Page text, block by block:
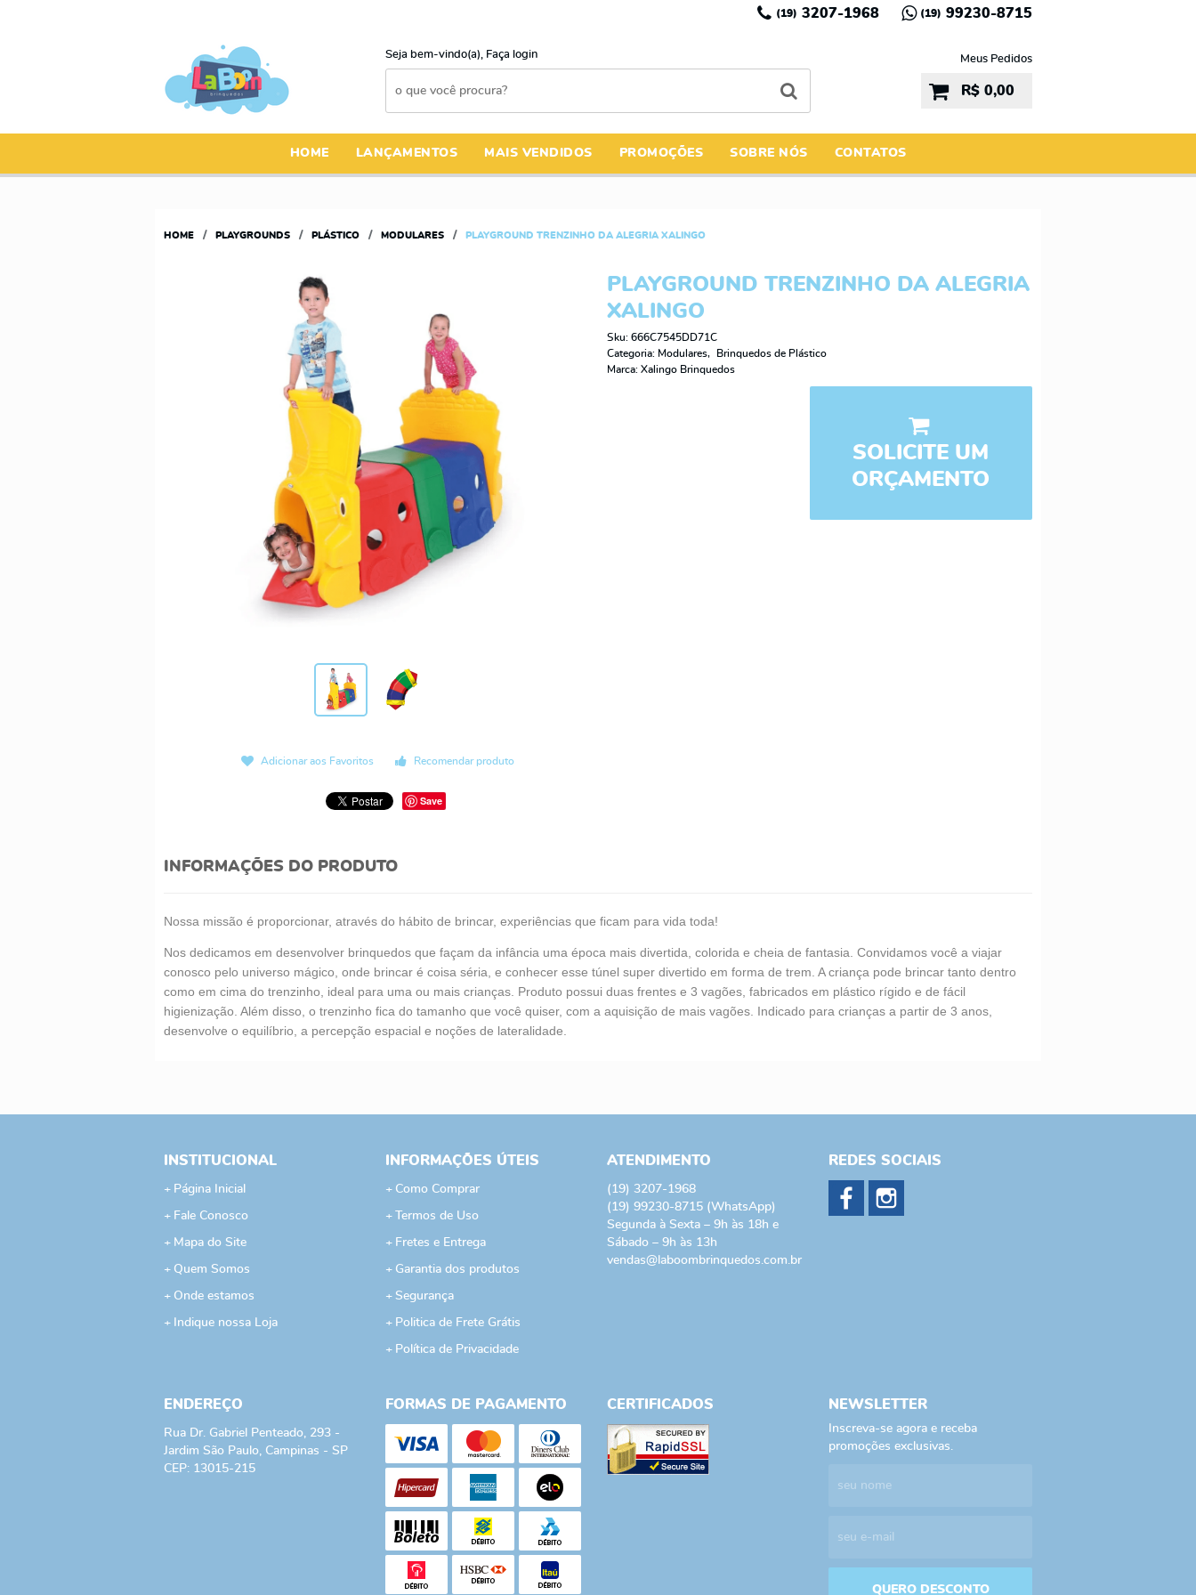
(19) 3207-1968 (19) 99230-8715
Seja bem-vindo(a), Faça login Meus Pedidos
R$ 0,00
HOME LANÇAMENTOS MAIS VENDIDOS PROMOÇÕES SOBRE NÓS CONTATOS
HOME PLAYGROUNDS PLÁSTICO MODULARES PLAYGROUND TRENZINHO DA ALEGRIA XALINGO
Adicionar aos Favoritos Recomendar produto
Save
PLAYGROUND TRENZINHO DA ALEGRIA
XALINGO
Sku: 666C7545DD71C
Categoria: Modulares
Brinquedos de Plástico
Marca: Xalingo Brinquedos
SOLICITE UM
ORÇAMENTO
INFORMAÇÕES DO PRODUTO
Nossa missão é proporcionar, através do hábito de brincar, experiências que ficam para vida toda!
Nos dedicamos em desenvolver brinquedos que façam da infância uma época mais divertida, colorida e cheia de fantasia. Convidamos você a viajar
conosco pelo universo mágico, onde brincar é coisa séria, e conhecer esse túnel super divertido em forma de trem. A criança pode brincar tanto dentro
como em cima do trenzinho, ideal para uma ou mais crianças. Produto possui duas frentes e 3 vagões, fabricados em plástico rígido e de fácil
higienização. Além disso, o trenzinho fica do tamanho que você quiser, com a aquisição de mais vagões. Indicado para crianças a partir de 3 anos,
desenvolve o equilíbrio, a percepção espacial e noções de lateralidade.
INSTITUCIONAL
Página Inicial
Fale Conosco
Mapa do Site
Quem Somos
Onde estamos
Indique nossa Loja
INFORMAÇÕES ÚTEIS
Como Comprar
Termos de Uso
Fretes e Entrega
Garantia dos produtos
Segurança
Politica de Frete Grátis
Política de Privacidade
ATENDIMENTO
(19) 3207-1968
(19) 99230-8715 (WhatsApp)
Segunda à Sexta – 9h às 18h e
Sábado – 9h às 13h
vendas@laboombrinquedos.com.br
REDES SOCIAIS
ENDEREÇO
Rua Dr. Gabriel Penteado, 293 -
Jardim São Paulo, Campinas - SP
CEP: 13015-215
FORMAS DE PAGAMENTO CERTIFICADOS NEWSLETTER
Inscreva-se agora e receba
promoções exclusivas.
QUERO DESCONTO